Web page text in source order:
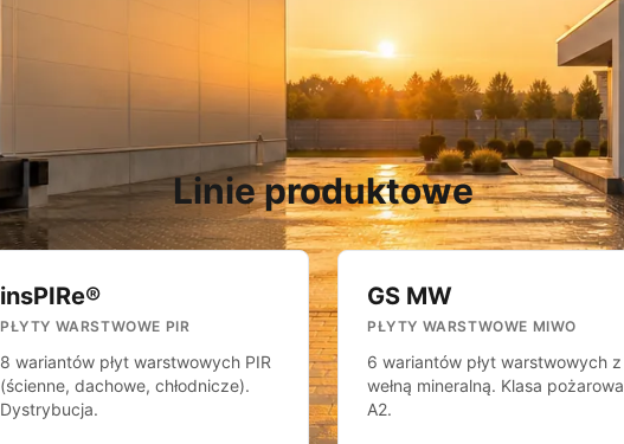
Linie produktowe
insPIRe®
PŁYTY WARSTWOWE PIR
8 wariantów płyt warstwowych PIR
(ścienne, dachowe, chłodnicze).
Dystrybucja.
GS MW
PŁYTY WARSTWOWE MIWO
6 wariantów płyt warstwowych z
wełną mineralną. Klasa pożarowa
A2.